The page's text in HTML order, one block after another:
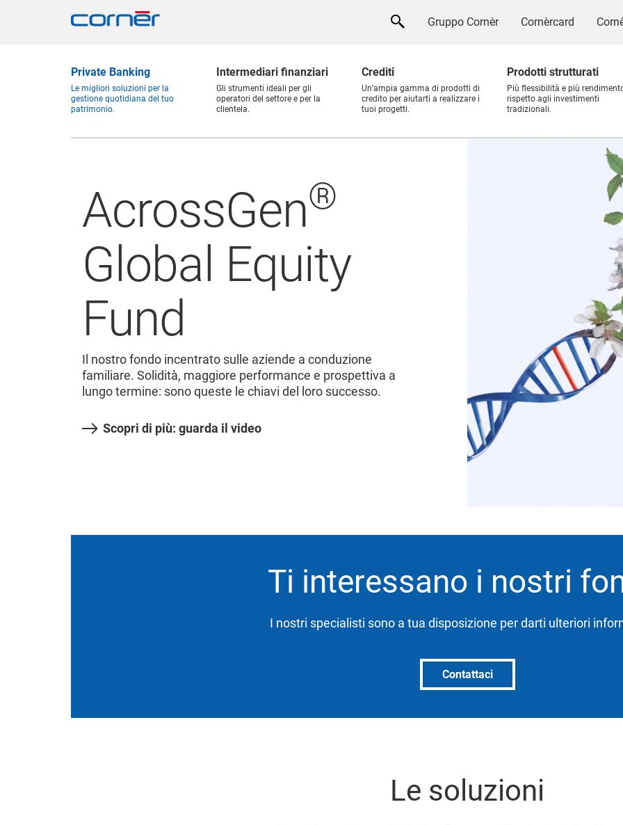
Gruppo Cornèr Cornèrcard
Private Banking
Le migliori soluzioni per la
gestione quotidiana del tuo
patrimonio.
Intermediari finanziari
Gli strumenti ideali per gli
operatori del settore e per la
clientela.
Crediti
Un’ampia gamma di prodotti di
credito per aiutarti a realizzare i
tuoi progetti.
Prodotti strutturati
Più flessibilità e più
rispetto agli investimenti
tradizionali.
AcrossGen®
Global Equity
Fund
Il nostro fondo incentrato sulle aziende a conduzione
familiare. Solidità, maggiore performance e prospettiva a
lungo termine: sono queste le chiavi del loro successo.
Scopri di più: guarda il video
Ti interessano i nostri
I nostri specialisti sono a tua disposizione per darti ulteriori
Contattaci
Le soluzioni